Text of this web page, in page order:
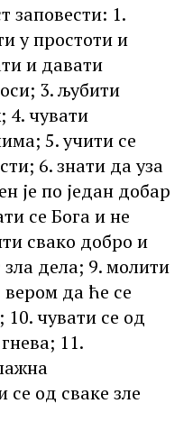
заповести: 1.
у простоти и
и давати
3. љубити
4. чувати
5. учити се
6. знати да уза
је по један добар
се Бога и не
свако добро и
дела; 9. молити
вером да ће се
чувати се од
11.
се од сваке зле